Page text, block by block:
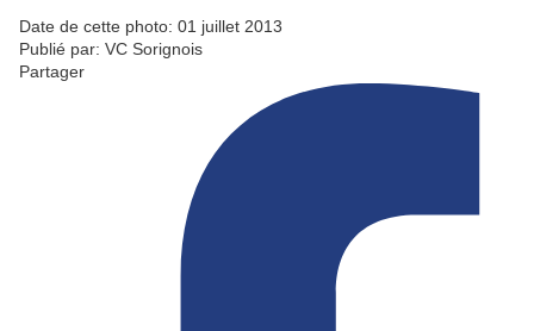
Date de cette photo: 01 juillet 2013
Publié par: VC Sorignois
Partager